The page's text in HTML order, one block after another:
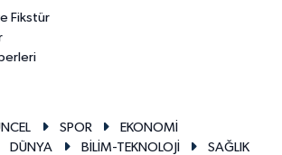
Fikstür
SPOR
EKONOMİ
DÜNYA BİLİM-TEKNOLOJİ
SAĞLIK